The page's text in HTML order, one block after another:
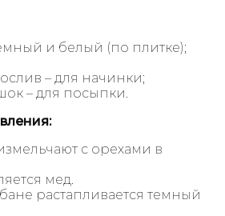
и белый (по плитке);
– для начинки;
– для посыпки.
с орехами в
мед.
растапливается темный